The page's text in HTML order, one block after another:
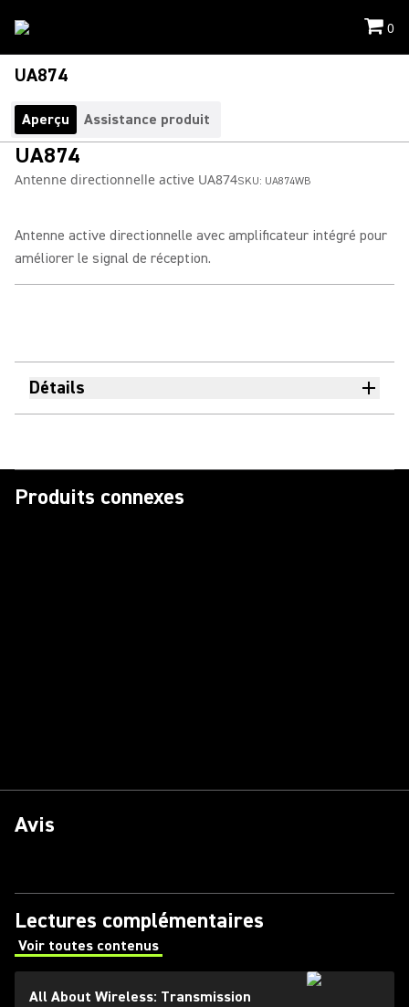
0
UA874
Aperçu Assistance produit
UA874
Antenne directionnelle active UA874SKU: UA874WB
Antenne active directionnelle avec amplificateur intégré pour
améliorer le signal de réception.
Détails
Produits connexes
Avis
Lectures complémentaires
Voir toutes contenus
(Opens in a new tab)
All About Wireless: Transmission